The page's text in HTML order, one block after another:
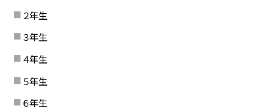
２年生
３年生
４年生
５年生
６年生